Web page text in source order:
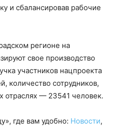
и сбалансировав рабочие
регионе на
свое производство
участников нацпроекта
количество сотрудников,
отраслях — 23541 человек.
где вам удобно: Новости,